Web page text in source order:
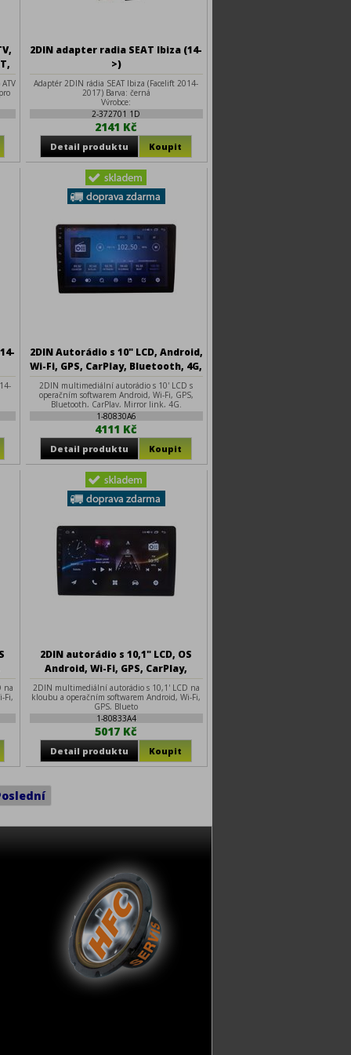
2DIN adapter radia SEAT Ibiza (14-
>)
Adaptér 2DIN rádia SEAT Ibiza (Facelift 2014-
2017) Barva: černá
Výrobce:
2-372701 1D
2141 Kč
2DIN Autorádio s 10" LCD, Android,
Wi-Fi, GPS, CarPlay, Bluetooth, 4G,
2x USB
2DIN multimediální autorádio s 10' LCD s
operačním softwarem Android, Wi-Fi, GPS,
Bluetooth, CarPlay, Mirror link, 4G.
1-80830A6
4111 Kč
na
Fi,
2DIN autorádio s 10,1" LCD, OS
Android, Wi-Fi, GPS, CarPlay,
Bluetooth, 2x USB, 4G
2DIN multimediální autorádio s 10,1' LCD na
kloubu a operačním softwarem Android, Wi-Fi,
GPS, Blueto
1-80833A4
5017 Kč